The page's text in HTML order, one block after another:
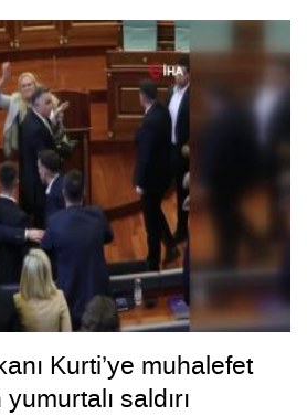
Kurti’ye muhalefet
saldırı